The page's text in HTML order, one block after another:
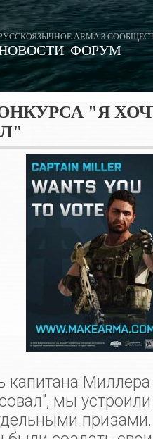
ARMA 3
ФОРУМ
"Я
Миллера
мы